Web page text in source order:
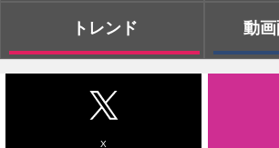
トレンド 動
X